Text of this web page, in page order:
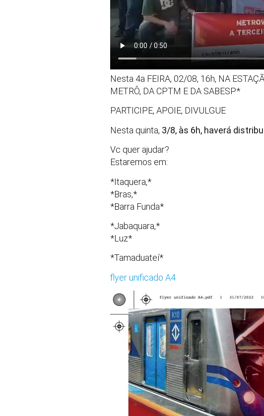
Nesta 4a FEIRA, 02/08, 16h, NA
METRÔ, DA CPTM E DA SABESP*
PARTICIPE, APOIE, DIVULGUE
Nesta quinta, 3/8, às 6h, haverá
Vc quer ajudar?
Estaremos em:
*Itaquera,*
*Bras,*
*Barra Funda*
*Jabaquara,*
*Luz*
*Tamaduateí*
flyer unificado A4